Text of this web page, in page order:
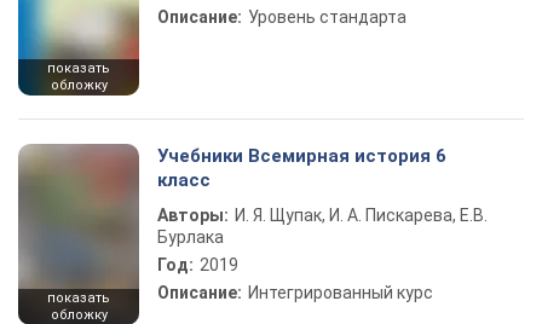
показать
обложку
Описание: Уровень стандарта
показать
обложку
Учебники Всемирная история 6
класс
Авторы: И. Я. Щупак, И. А. Пискарева, Е.В.
Бурлака
Год: 2019
Описание: Интегрированный курс